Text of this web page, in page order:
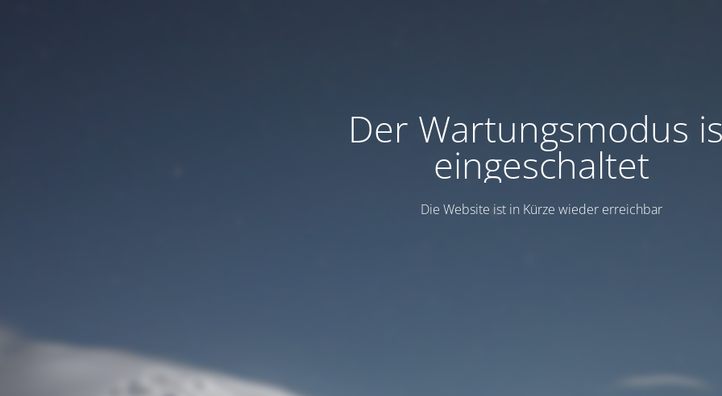
Der Wartungsmodus
eingeschaltet
Die Website ist in Kürze wieder erreichbar